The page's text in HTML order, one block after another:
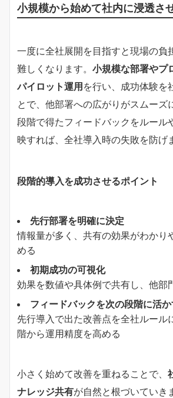
小規模から始めて社内に浸透さ
一度に全社展開を目指すと現場の負
難しくなります。 小規模な部署やプ
パイロット運用を行い、成功体験を
とで、他部署への広がりがスムーズ
段階で得たフィードバックをルール
映すれば、全社導入時の失敗を防げ
段階的導入を成功させるポイント
先行部署を明確に決定
情報量が多く、共有の効果がわかり
める
初期成功の可視化
効果を数値や具体例で共有し、他部
フィードバックを次の段階に活
先行導入で出た改善点を全社ルール
階から運用精度を高める
小さく始めて改善を重ねることで、
ナレッジ共有が自然と根づいていき